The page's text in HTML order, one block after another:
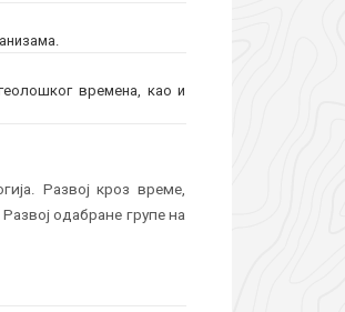
времена, као и
Развој кроз време,
одабране групе на